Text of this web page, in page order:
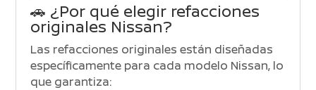
🚗 ¿Por qué elegir refacciones
originales Nissan?
Las refacciones originales están diseñadas
específicamente para cada modelo Nissan, lo
que garantiza: